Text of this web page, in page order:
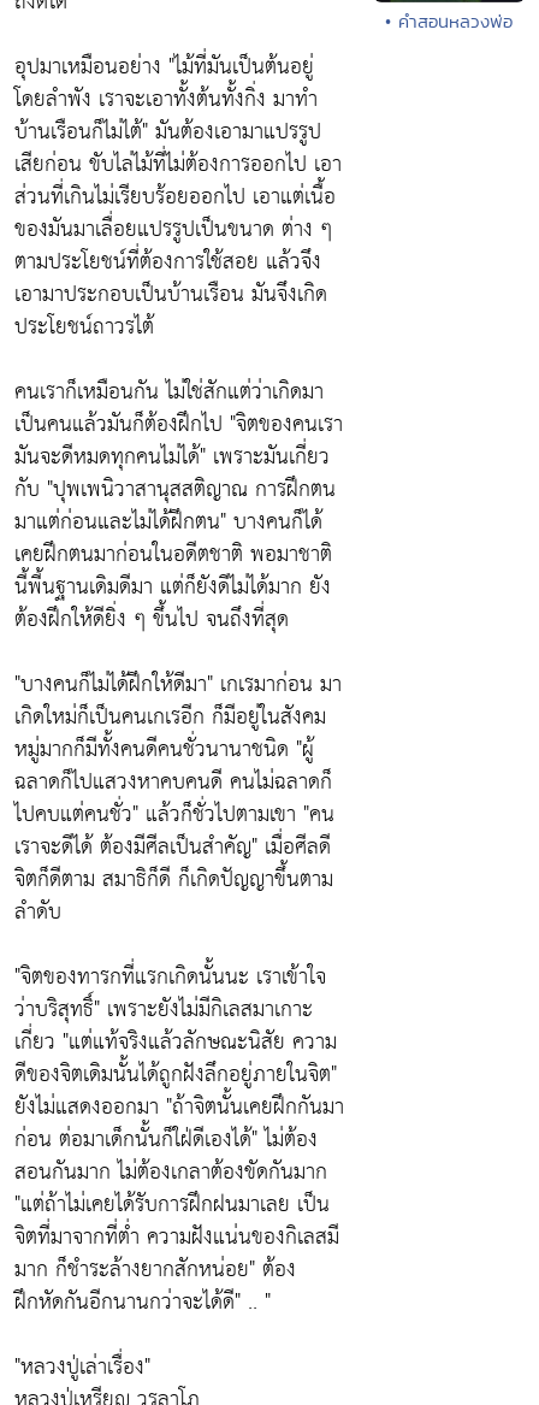
อุปมาเหมือนอย่าง "ไม้ที่มันเป็นต้นอยู่
โดยลำพัง เราจะเอาทั้งต้นทั้งกิ่ง มาทำ
บ้านเรือนก็ไม่ไต้"มันต้องเอามาแปรรูป
เสียก่อน ขับไล่ไม้ที่ไม่ต้องการออกไป เอา
ส่วนที่เกินไม่เรียบร้อยออกไป เอาแต่เนื้อ
ของมันมาเลื่อยแปรรูปเป็นขนาด ต่าง ๆ
ตามประโยชน์ที่ต้องการใช้สอย แล้วจึง
เอามาประกอบเป็นบ้านเรือน มันจึงเกิด
ประโยชน์ถาวรไต้
คนเราก็เหมือนกัน ไม่ใช่สักแต่ว่าเกิดมา
เป็นคนแล้วมันก็ต้องฝึกไป "จิตของคนเรา
มันจะดีหมดทุกคนไม่ได้" เพราะมันเกี่ยว
กับ "ปุพเพนิวาสานุสสติญาณ การฝึกตน
มาแต่ก่อนและไม่ได้ฝึกตน"บางคนก็ได้
เคยฝึกตนมาก่อนในอดีตชาติ พอมาชาติ
นี้พี้นฐานเดิมดีมา แต่ก็ยังดีไม่ได้มาก ยัง
ต้องฝึกให้ดียิ่ง ๆ ขึ้นไป จนถึงที่สุด
"บางคนก็ไม่ได้ฝึกให้ดีมา" เกเรมาก่อน มา
เกิดใหม่ก็เป็นคนเกเรอีก ก็มีอยู่ในสังคม
หมู่มากก็มีทั้งคนดีคนชั่วนานาชนิด "ผู้
ฉลาดก็ไปแสวงหาคบคนดี คนไม่ฉลาดก็
ไปคบแต่คนชั่ว" แล้วก็ชั่วไปตามเขา "คน
เราจะดีได้ ต้องมีศีลเป็นสำคัญ" เมื่อศีลดี
จิตก็ดีตาม สมาธิก็ดี ก็เกิดปัญญาขึ้นตาม
ลำดับ
"จิตของทารกที่แรกเกิดนั้นนะ เราเข้าใจ
ว่าบริสุทธิ์" เพราะยังไม่มีกิเลสมาเกาะ
เกี่ยว "แต่แท้จริงแล้วลักษณะนิสัย ความ
ดีของจิตเดิมนั้นได้ถูกฝังลึกอยู่ภายในจิต"
ยังไม่แสดงออกมา "ถ้าจิตนั้นเคยฝึกกันมา
ก่อน ต่อมาเด็กนั้นก็ใฝ่ดีเองได้"ไม่ต้อง
สอนกันมาก ไม่ต้องเกลาต้องขัดกันมาก
"แต่ถ้าไม่เคยได้รับการฝึกฝนมาเลย เป็น
จิตที่มาจากที่ตํ่า ความฝังแน่นของกิเลสมี
มาก ก็ชำระล้างยากสักหน่อย"ต้อง
ฝึกหัดกันอีกนานกว่าจะได้ดี" .. "
"หลวงปู่เล่าเรื่อง"
• คำสอนหลวงพ่อ